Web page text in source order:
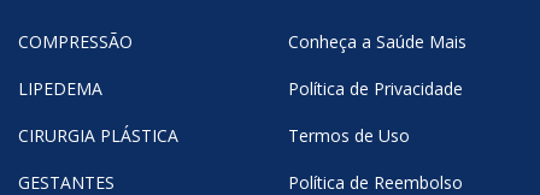
COMPRESSÃO
LIPEDEMA
CIRURGIA PLÁSTICA
GESTANTES
Conheça a Saúde Mais
Política de Privacidade
Termos de Uso
Política de Reembolso